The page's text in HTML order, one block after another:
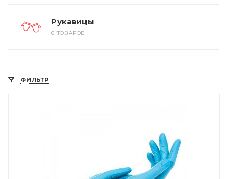
Рукавицы
6 ТОВАРОВ
ФИЛЬТР